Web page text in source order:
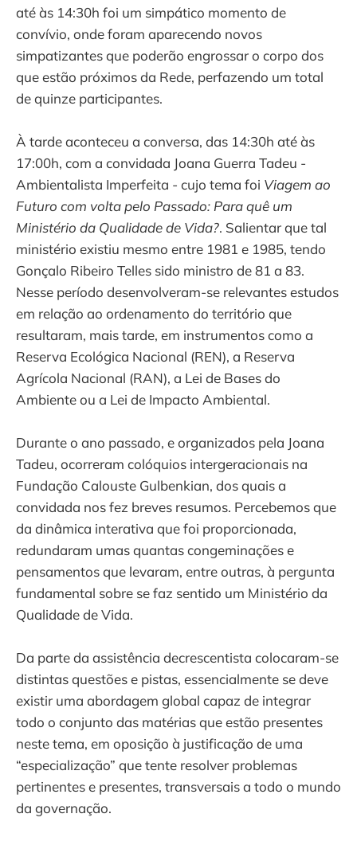
até às 14:30h foi um simpático momento de
convívio, onde foram aparecendo novos
simpatizantes que poderão engrossar o corpo dos
que estão próximos da Rede, perfazendo um total
de quinze participantes.
À tarde aconteceu a conversa, das 14:30h até às
17:00h, com a convidada Joana Guerra Tadeu -
Ambientalista Imperfeita - cujo tema foi Viagem ao
Futuro com volta pelo Passado: Para quê um
Ministério da Qualidade de Vida?. Salientar que tal
ministério existiu mesmo entre 1981 e 1985, tendo
Gonçalo Ribeiro Telles sido ministro de 81 a 83.
Nesse período desenvolveram-se relevantes estudos
em relação ao ordenamento do território que
resultaram, mais tarde, em instrumentos como a
Reserva Ecológica Nacional (REN), a Reserva
Agrícola Nacional (RAN), a Lei de Bases do
Ambiente ou a Lei de Impacto Ambiental.
Durante o ano passado, e organizados pela Joana
Tadeu, ocorreram colóquios intergeracionais na
Fundação Calouste Gulbenkian, dos quais a
convidada nos fez breves resumos. Percebemos que
da dinâmica interativa que foi proporcionada,
redundaram umas quantas congeminações e
pensamentos que levaram, entre outras, à pergunta
fundamental sobre se faz sentido um Ministério da
Qualidade de Vida.
Da parte da assistência decrescentista colocaram-se
distintas questões e pistas, essencialmente se deve
existir uma abordagem global capaz de integrar
todo o conjunto das matérias que estão presentes
neste tema, em oposição à justificação de uma
“especialização” que tente resolver problemas
pertinentes e presentes, transversais a todo o mundo
da governação.